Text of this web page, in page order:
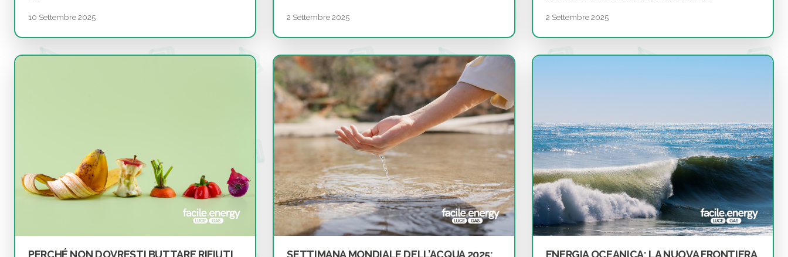
10 Settembre 2025 2 Settembre 2025 2 Settembre 2025
PERCHÉ NON DOVRESTI BUTTARE RIFIUTI
SETTIMANA MONDIALE DELL’ACQUA 2025:
ENERGIA OCEANICA: LA NUOVA FRONTIERA